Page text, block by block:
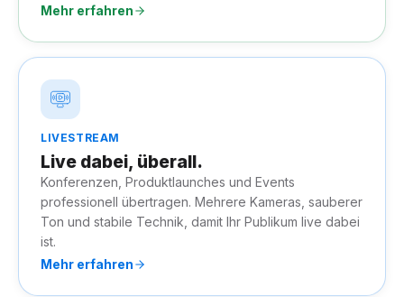
Mehr erfahren
LIVESTREAM
Live dabei, überall.
Konferenzen, Produktlaunches und Events
professionell übertragen. Mehrere Kameras, sauberer
Ton und stabile Technik, damit Ihr Publikum live dabei
ist.
Mehr erfahren